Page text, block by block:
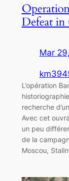
Defeat in
Mar
L’opération
recherche
Avec cet
un peu
de la
Moscou,